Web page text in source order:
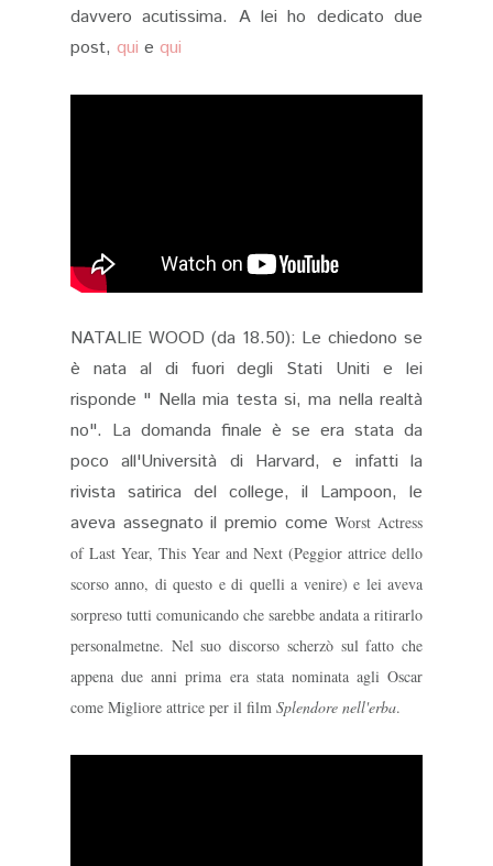
davvero acutissima. A lei ho dedicato due
post, qui e qui
NATALIE WOOD (da 18.50): Le chiedono se
è nata al di fuori degli Stati Uniti e lei
risponde " Nella mia testa si, ma nella realtà
no". La domanda finale è se era stata da
poco all'Università di Harvard, e infatti la
rivista satirica del college, il Lampoon, le
aveva assegnato il premio comeWorst Actress
of Last Year, This Year and Next (Peggior attrice dello
scorso anno, di questo e di quelli a venire) e leiaveva
sorpreso tutti comunicando che sarebbe andata a ritirarlo
personalmetne. Nel suo discorso scherzò sul fatto che
appena due anni prima era stata nominata agli Oscar
come Migliore attrice per il film Splendore nell'erba.